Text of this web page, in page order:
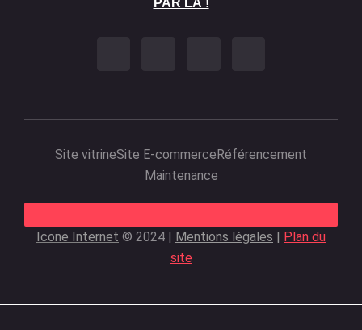
PAR LÀ !
Site vitrineSite E-commerceRéférencement
Maintenance
Icone Internet © 2024 | Mentions légales | Plan du
site